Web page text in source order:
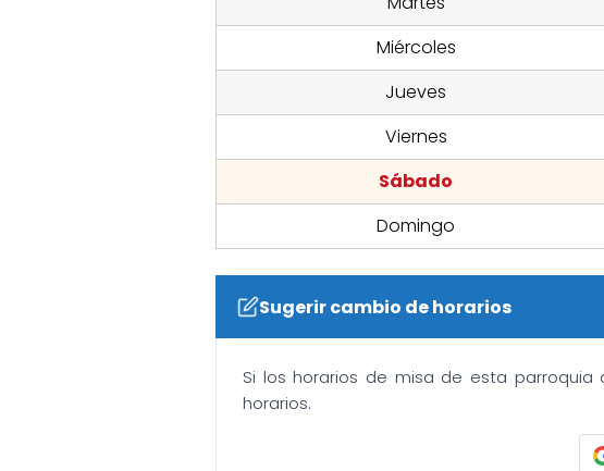
Miércoles
Jueves
Viernes
Sábado
Domingo
Sugerir cambio de horarios
Si los horarios de misa de esta parroquia
horarios.